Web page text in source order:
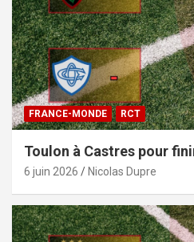
FRANCE-MONDE RCT
Toulon à Castres pour
6 juin 2026 Nicolas Dupre